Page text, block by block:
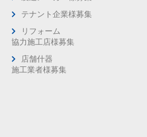
テナント企業様募集
リフォーム
協力施工店様募集
店舗什器
施工業者様募集